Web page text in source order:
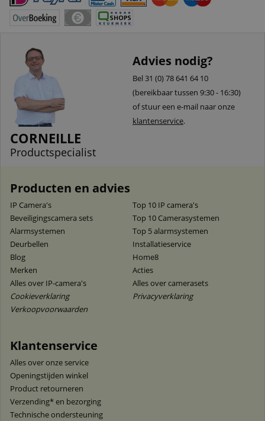
CORNEILLE
Productspecialist
Advies nodig?
Bel 31 (0) 78 641 64 10
(bereikbaar tussen 9:30 - 16:30)
of stuur een e-mail naar onze
klantenservice.
Producten en advies
IP Camera's
Top 10 IP camera's
Beveiligingscamera sets
Top 10 Camerasystemen
Alarmsystemen
Top 5 alarmsystemen
Deurbellen
Installatieservice
Blog
Home8
Merken
Acties
Alles over IP-camera's
Alles over camerasets
Cookieverklaring
Privacyverklaring
Verkoopvoorwaarden
Klantenservice
Alles over onze service
Openingstijden winkel
Product retourneren
Verzending* en bezorging
Technische ondersteuning